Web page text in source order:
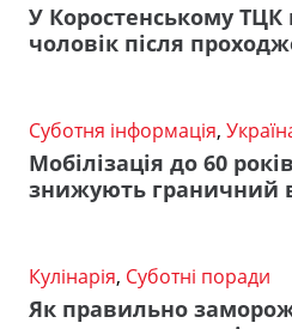
У Коростенському ТЦК
чоловік після
Суботня інформація,
Мобілізація до 60
знижують граничний
Кулінарія, Суботні поради
Як правильно